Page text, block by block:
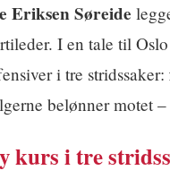
Eriksen Søreide
I en tale til
i tre stridssaker:
belønner motet
kurs i tre